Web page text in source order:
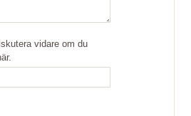
vidare om du